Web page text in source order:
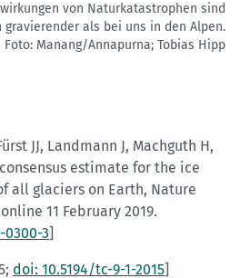
von Naturkatastrophen sind
gravierender als bei uns in den Alpen.
Foto: Manang/Annapurna; Tobias Hipp
JJ, Landmann J, Machguth H,
estimate for the ice
all glaciers on Earth, Nature
11 February 2019.
0300-3]
doi: 10.5194/tc-9-1-2015]